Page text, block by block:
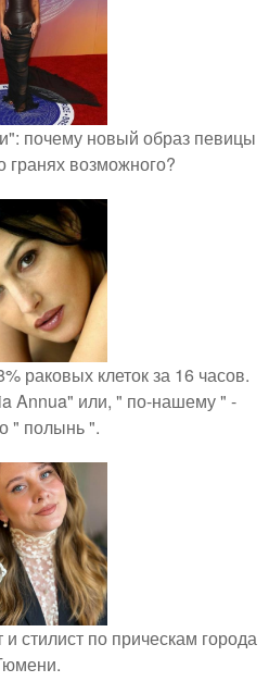
почему новый образ певицы
гранях возможного?
раковых клеток за 16 часов.
Annua" или, " по-нашему " -
" полынь ".
стилист по прическам города